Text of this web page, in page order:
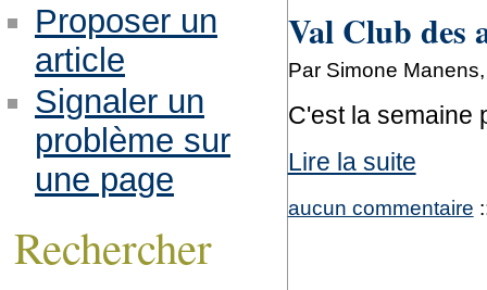
Val Club des
Par Simone
C'est la semaine
Lire la suite
aucun commentaire
Proposer un
article
Signaler un
problème sur
une page
Rechercher